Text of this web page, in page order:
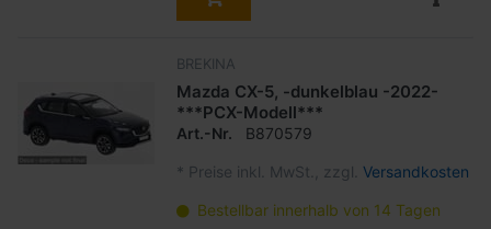
BREKINA
Mazda CX-5, -dunkelblau -2022-
***PCX-Modell***
Art.-Nr. B870579
* Preise inkl. MwSt., zzgl. Versandkosten
Bestellbar innerhalb von 14 Tagen